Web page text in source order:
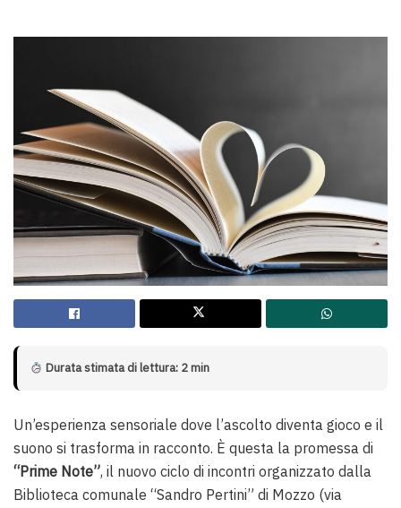
Durata stimata di lettura: 2 min
Un’esperienza sensoriale dove l’ascolto diventa gioco e il
suono si trasforma in racconto. È questa la promessa di
“Prime Note”, il nuovo ciclo di incontri organizzato dalla
Biblioteca comunale “Sandro Pertini” di Mozzo (via